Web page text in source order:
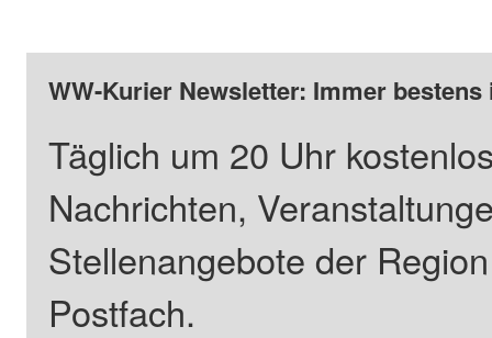
WW-Kurier Newsletter: Immer
Täglich um 20 Uhr
Nachrichten,
Stellenangebote der
Postfach.